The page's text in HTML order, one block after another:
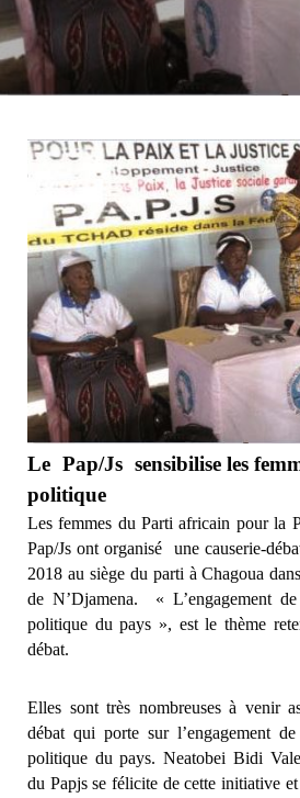
Le Pap/Js sensibilise les
politique
Les femmes du Parti africain pour la
Pap/Js ont organisé
une causerie-
2018 au siège du parti à Chagoua
de N’Djamena.
« L’engagement
politique du pays », est le thème
débat.
Elles sont très nombreuses à venir
débat qui porte sur l’engagement
politique du pays. Neatobei Bidi
du Papjs se félicite de cette initiative